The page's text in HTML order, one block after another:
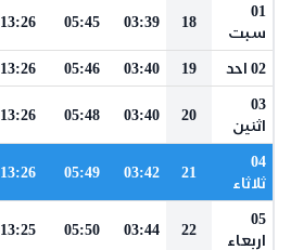
01
سبت
18
03:39
05:45
13:26
02 احد 19
03:40
05:46
13:26
03
اثنين
20
03:40
05:48
13:26
04
ثلاثاء
21
03:42
05:49
13:26
05
اربعاء
22
03:44
05:50
13:25